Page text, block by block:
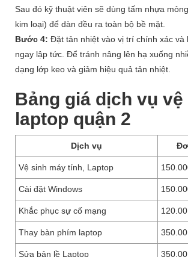
Sau đó kỹ thuật viên sẽ dùng tấm nhựa
kim loại) để dàn đều ra toàn bộ bề mặt.
Bước 4: Đặt tản nhiệt vào vị trí chính xác và
ngay lập tức. Để tránh nâng lên hạ xuống
dạng lớp keo và giảm hiệu quả tản nhiệt.
Bảng giá dịch vụ vệ
laptop quận 2
Dịch vụ
Vệ sinh máy tính, Laptop
Cài đặt Windows
Khắc phục sự cố mạng 120.00
Thay bàn phím laptop
Sửa bản lề Laptop